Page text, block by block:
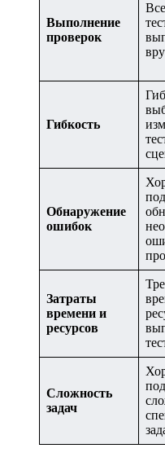
Выполнение
проверок
Гибкость
Обнаружение
ошибок
Затраты
времени и
ресурсов
Сложность
задач